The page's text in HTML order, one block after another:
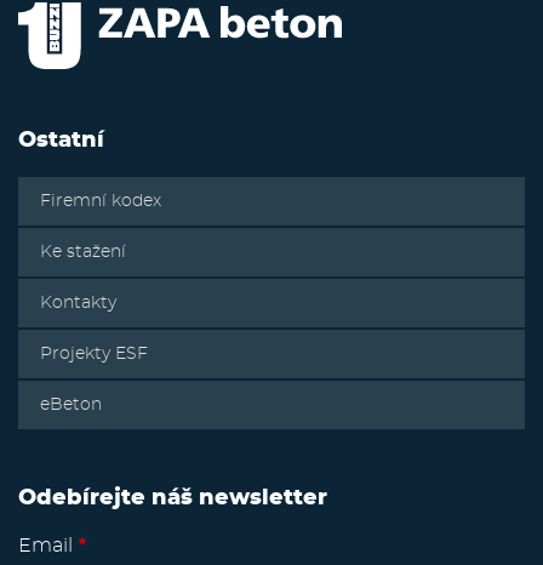
Ostatní
Firemní kodex
Ke stažení
Kontakty
Projekty ESF
eBeton
Odebírejte náš newsletter
Email